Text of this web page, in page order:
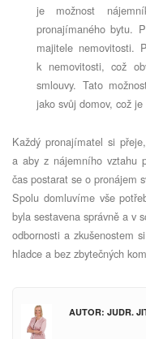
je možnost
pronajímaného bytu.
majitele nemovitosti.
k nemovitosti, což
smlouvy. Tato
jako svůj domov, což
Každý pronajímatel si
a aby z nájemního vztahu
čas postarat se o pronájem
Spolu domluvíme vše
byla sestavena správně a v
odbornosti a zkušenostem
hladce a bez zbytečných
AUTOR: JUDR.